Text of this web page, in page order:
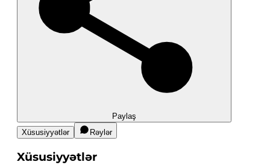
Paylaş
Xüsusiyyətlər
Rəylər
Xüsusiyyətlər